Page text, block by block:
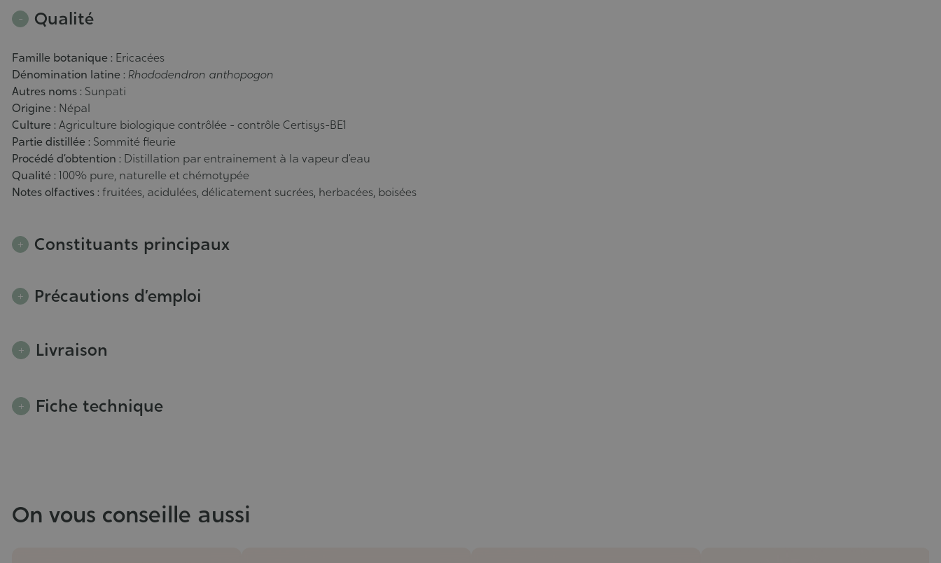
Qualité
Famille botanique : Ericacées
Dénomination latine : Rhododendron anthopogon
Autres noms : Sunpati
Origine : Népal
Culture : Agriculture biologique contrôlée - contrôle Certisys-BE1
Partie distillée : Sommité fleurie
Procédé d’obtention : Distillation par entrainement à la vapeur d’eau
Qualité : 100% pure, naturelle et chémotypée
Notes olfactives : fruitées, acidulées, délicatement sucrées, herbacées, boisées
Constituants principaux
Précautions d’emploi
Livraison
Fiche technique
On vous conseille aussi